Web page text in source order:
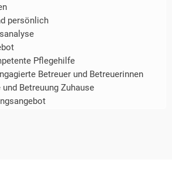
persönlich
Pflegehilfe
Betreuer und Betreuerinnen
Betreuung Zuhause